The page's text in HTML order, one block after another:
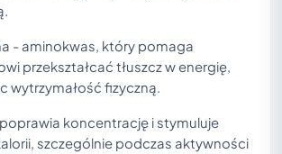
- aminokwas, który pomaga
przekształcać tłuszcz w energię,
wytrzymałość fizyczną.
koncentrację i stymuluje
szczególnie podczas aktywności